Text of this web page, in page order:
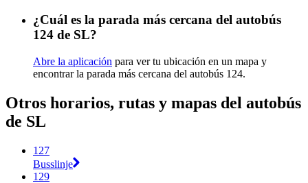
¿Cuál es la parada más cercana del autobús
124 de SL?
Abre la aplicación para ver tu ubicación en un mapa y
encontrar la parada más cercana del autobús 124.
Otros horarios, rutas y mapas del autobús
de SL
127
Busslinje
129